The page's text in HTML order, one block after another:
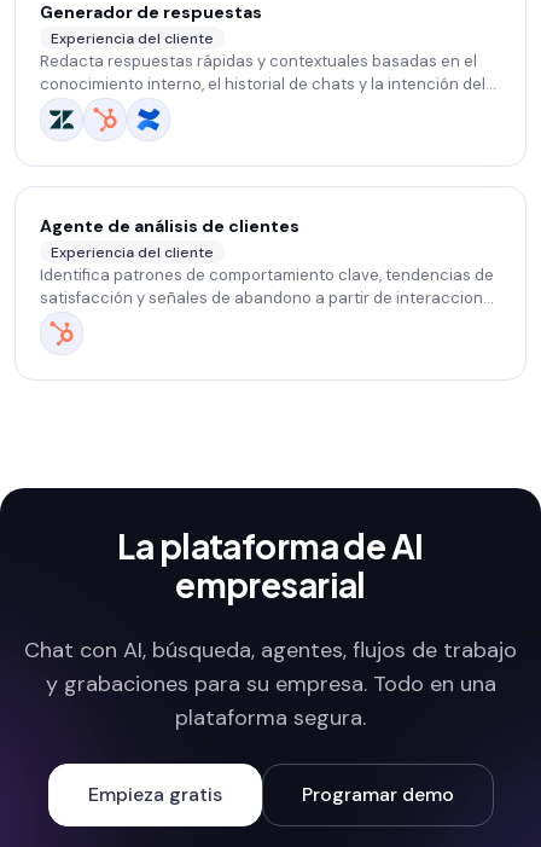
Generador de respuestas
Experiencia del cliente
Redacta respuestas rápidas y contextuales basadas en el
conocimiento interno, el historial de chats y la intención del
cliente.
Agente de análisis de clientes
Experiencia del cliente
Identifica patrones de comportamiento clave, tendencias de
satisfacción y señales de abandono a partir de interacciones
previas y datos de CRM.
La plataforma de AI
empresarial
Chat con AI, búsqueda, agentes, flujos de trabajo
y grabaciones para su empresa. Todo en una
plataforma segura.
Empieza gratis Programar demo